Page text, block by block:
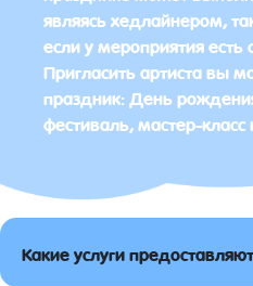
являясь хедлайнером,
если у мероприятия
Пригласить артиста вы
праздник: День
фестиваль, мастер-класс
Какие услуги